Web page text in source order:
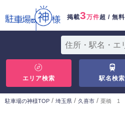
掲載3万件超 / 無料
エリア検索 駅名検索
駐車場の神様TOP / 埼玉県 / 久喜市 / 栗橋 1